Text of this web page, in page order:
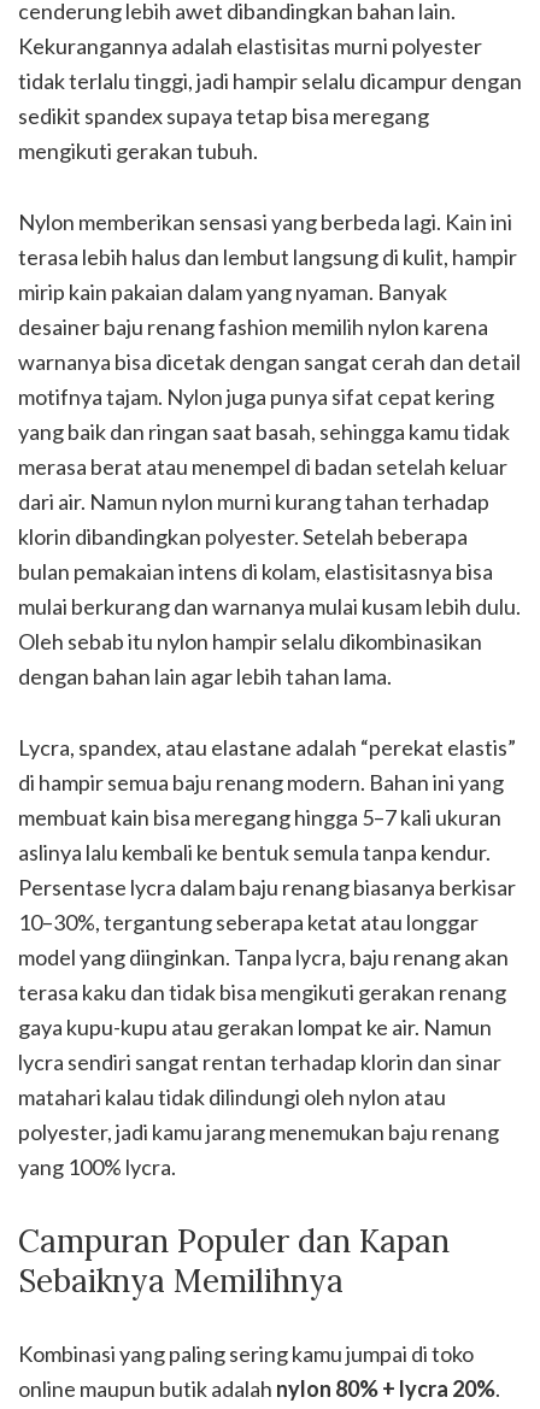
cenderung lebih awet dibandingkan bahan lain.
Kekurangannya adalah elastisitas murni polyester
tidak terlalu tinggi, jadi hampir selalu dicampur dengan
sedikit spandex supaya tetap bisa meregang
mengikuti gerakan tubuh.
Nylon memberikan sensasi yang berbeda lagi. Kain ini
terasa lebih halus dan lembut langsung di kulit, hampir
mirip kain pakaian dalam yang nyaman. Banyak
desainer baju renang fashion memilih nylon karena
warnanya bisa dicetak dengan sangat cerah dan detail
motifnya tajam. Nylon juga punya sifat cepat kering
yang baik dan ringan saat basah, sehingga kamu tidak
merasa berat atau menempel di badan setelah keluar
dari air. Namun nylon murni kurang tahan terhadap
klorin dibandingkan polyester. Setelah beberapa
bulan pemakaian intens di kolam, elastisitasnya bisa
mulai berkurang dan warnanya mulai kusam lebih dulu.
Oleh sebab itu nylon hampir selalu dikombinasikan
dengan bahan lain agar lebih tahan lama.
Lycra, spandex, atau elastane adalah “perekat elastis”
di hampir semua baju renang modern. Bahan ini yang
membuat kain bisa meregang hingga 5–7 kali ukuran
aslinya lalu kembali ke bentuk semula tanpa kendur.
Persentase lycra dalam baju renang biasanya berkisar
10–30%, tergantung seberapa ketat atau longgar
model yang diinginkan. Tanpa lycra, baju renang akan
terasa kaku dan tidak bisa mengikuti gerakan renang
gaya kupu-kupu atau gerakan lompat ke air. Namun
lycra sendiri sangat rentan terhadap klorin dan sinar
matahari kalau tidak dilindungi oleh nylon atau
polyester, jadi kamu jarang menemukan baju renang
yang 100% lycra.
Campuran Populer dan Kapan
Sebaiknya Memilihnya
Kombinasi yang paling sering kamu jumpai di toko
online maupun butik adalah nylon 80% + lycra 20%.